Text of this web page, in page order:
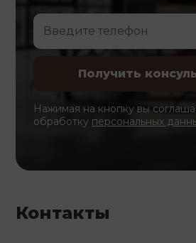
Нажимая на кнопку вы
обработку персональных
Контакты